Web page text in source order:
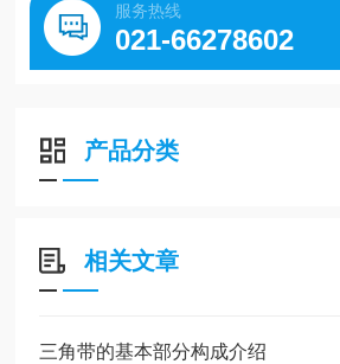
服务热线
021-66278602
产品分类
相关文章
三角带的基本部分构成介绍